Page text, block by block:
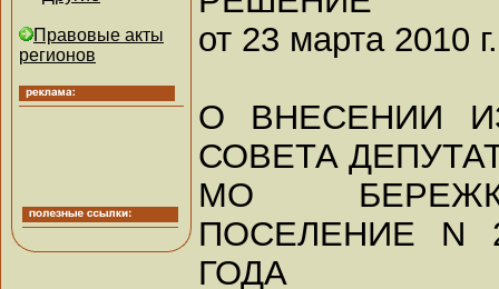
Правовые акты
регионов
от 23 марта 2010
О ВНЕСЕНИИ
СОВЕТА
МО
ПОСЕЛЕНИЕ N
ГОДА